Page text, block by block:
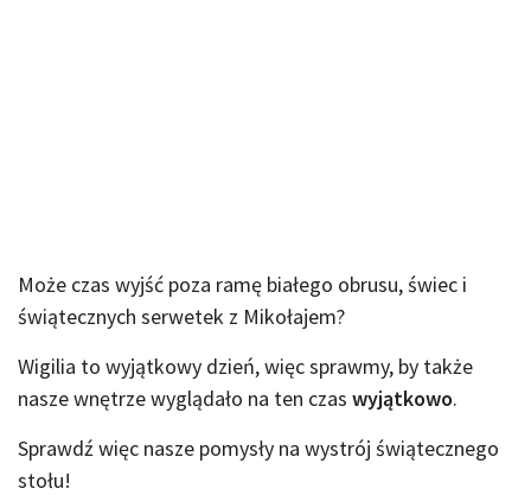
Może czas wyjść poza ramę białego obrusu, świec i
świątecznych serwetek z Mikołajem?
Wigilia to wyjątkowy dzień, więc sprawmy, by także
nasze wnętrze wyglądało na ten czas wyjątkowo.
Sprawdź więc nasze pomysły na wystrój świątecznego
stołu!